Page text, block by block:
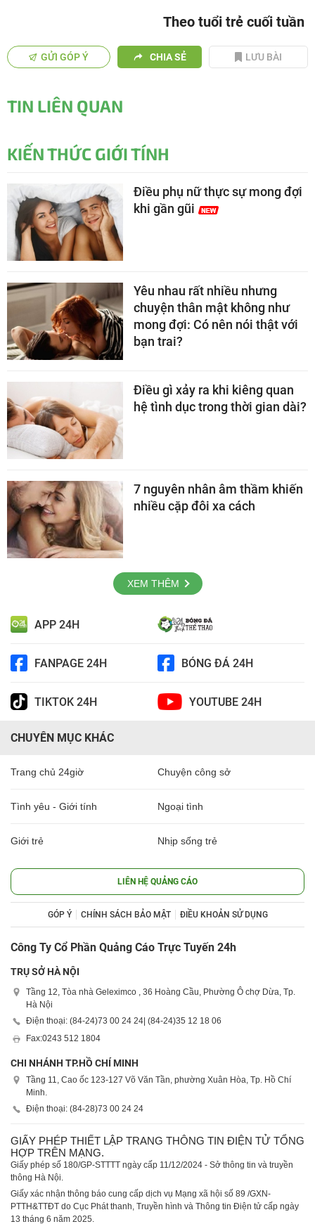
Theo tuổi trẻ cuối tuần
GỬI GÓP Ý CHIA SẺ LƯU BÀI
TIN LIÊN QUAN
KIẾN THỨC GIỚI TÍNH
Điều phụ nữ thực sự mong đợi
khi gần gũi
Yêu nhau rất nhiều nhưng
chuyện thân mật không như
mong đợi: Có nên nói thật với
bạn trai?
Điều gì xảy ra khi kiêng quan
hệ tình dục trong thời gian dài?
7 nguyên nhân âm thầm khiến
nhiều cặp đôi xa cách
XEM THÊM
APP 24H
FANPAGE 24H BÓNG ĐÁ 24H
TIKTOK 24H YOUTUBE 24H
CHUYÊN MỤC KHÁC
Trang chủ 24giờ Chuyện công sở
Tình yêu - Giới tính Ngoại tình
Giới trẻ Nhịp sống trẻ
LIÊN HỆ QUẢNG CÁO
GÓP Ý CHÍNH SÁCH BẢO MẬT ĐIỀU KHOẢN SỬ DỤNG
Công Ty Cổ Phần Quảng Cáo Trực Tuyến 24h
TRỤ SỞ HÀ NỘI
Tầng 12, Tòa nhà Geleximco , 36 Hoàng Cầu, Phường Ô chợ Dừa, Tp.
Hà Nội
Điện thoại: (84-24)73 00 24 24 | (84-24)35 12 18 06
Fax:0243 512 1804
CHI NHÁNH TP.HỒ CHÍ MINH
Tầng 11, Cao ốc 123-127 Võ Văn Tần, phường Xuân Hòa, Tp. Hồ Chí
Minh.
Điện thoại: (84-28)73 00 24 24
GIẤY PHÉP THIẾT LẬP TRANG THÔNG TIN ĐIỆN TỬ TỔNG
HỢP TRÊN MẠNG.
Giấy phép số 180/GP-STTTT ngày cấp 11/12/2024 - Sở thông tin và truyền
thông Hà Nội.
Giấy xác nhận thông báo cung cấp dịch vụ Mạng xã hội số 89 /GXN-
PTTH&TTĐT do Cục Phát thanh, Truyền hình và Thông tin Điện tử cấp ngày
13 tháng 6 năm 2025.